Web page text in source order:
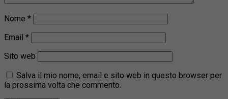
Nome *
Email *
Sito web
Salva il mio nome, email e sito web in questo browser per
la prossima volta che commento.